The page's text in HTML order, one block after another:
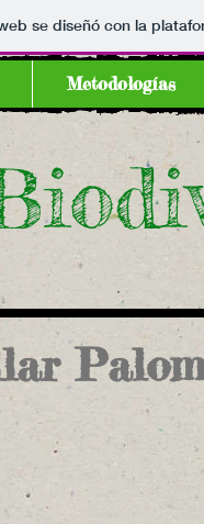
se diseñó con la
Metodologías